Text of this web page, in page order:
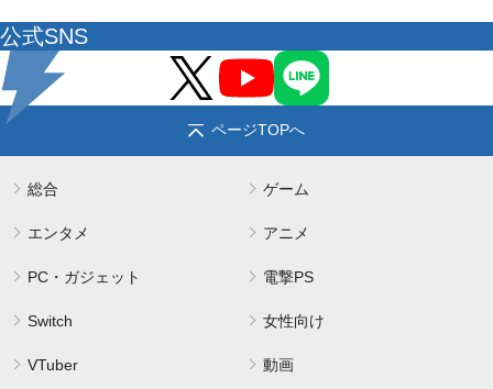
公式SNS
ページTOPへ
総合 ゲーム
エンタメ アニメ
PC・ガジェット 電撃PS
Switch 女性向け
VTuber 動画